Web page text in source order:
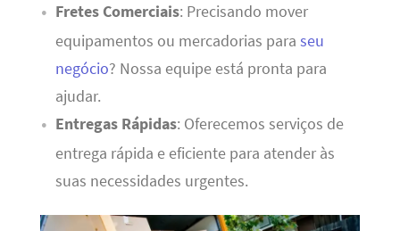
Fretes Comerciais: Precisando mover
equipamentos ou mercadorias para seu
negócio? Nossa equipe está pronta para
ajudar.
Entregas Rápidas: Oferecemos serviços de
entrega rápida e eficiente para atender às
suas necessidades urgentes.